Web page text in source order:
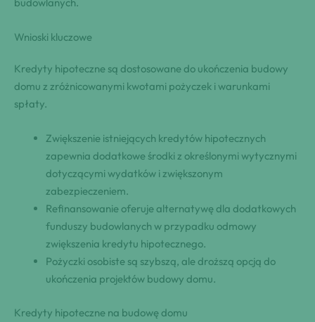
Wnioski kluczowe
Kredyty hipoteczne są dostosowane do ukończenia budowy
domu z zróżnicowanymi kwotami pożyczek i warunkami
spłaty.
Zwiększenie istniejących kredytów hipotecznych
zapewnia dodatkowe środki z określonymi wytycznymi
dotyczącymi wydatków i zwiększonym
zabezpieczeniem.
Refinansowanie oferuje alternatywę dla dodatkowych
funduszy budowlanych w przypadku odmowy
zwiększenia kredytu hipotecznego.
Pożyczki osobiste są szybszą, ale droższą opcją do
ukończenia projektów budowy domu.
Kredyty hipoteczne na budowę domu